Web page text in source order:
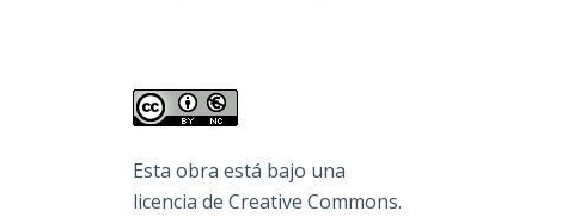
Esta obra está bajo una
licencia de Creative Commons.